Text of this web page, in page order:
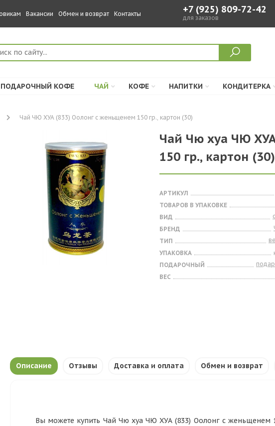
Вакансии Обмен и возврат Контакты +7 (925) 809-72-42
для заказов
ПОДАРОЧНЫЙ КОФЕ ЧАЙ КОФЕ НАПИТКИ КОНДИТЕРКА
Чай ЧЮ ХУА (833) Оолонг с женьщенем 150 гр., картон (30)
Чай Чю хуа ЧЮ
150 гр., картон (30)
АРТИКУЛ
ТОВАРОВ В УПАКОВКЕ
ВИД
БРЕНД
ТИП
УПАКОВКА
ПОДАРОЧНЫЙ
ВЕС
Описание Отзывы Доставка и оплата Обмен и возврат
Вы можете купить Чай Чю хуа ЧЮ ХУА (833) Оолонг с женьщенем